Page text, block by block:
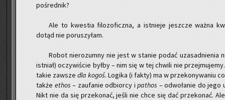
po­śred­nik?
Ale to kwe­stia fi­lo­zo­ficz­na, a ist­nie­je jesz­cze ważna
dotąd nie po­ru­szy­łam.
Robot nie­ro­zum­ny nie jest w sta­nie podać uza­sad­nie­nia
ist­niał) oczy­wi­ście byłby – nim się w tej chwi­li nie
takie za­wsze dla kogoś. Lo­gi­ka (i fakty) ma w prze­ko­ny­wa­niu
także ethos – za­ufa­nie od­bior­cy ipa­thos – od­wo­ła­nie do jego
Nikt nie da się prze­ko­nać, jeśli nie chce się dać prze­ko­nać.